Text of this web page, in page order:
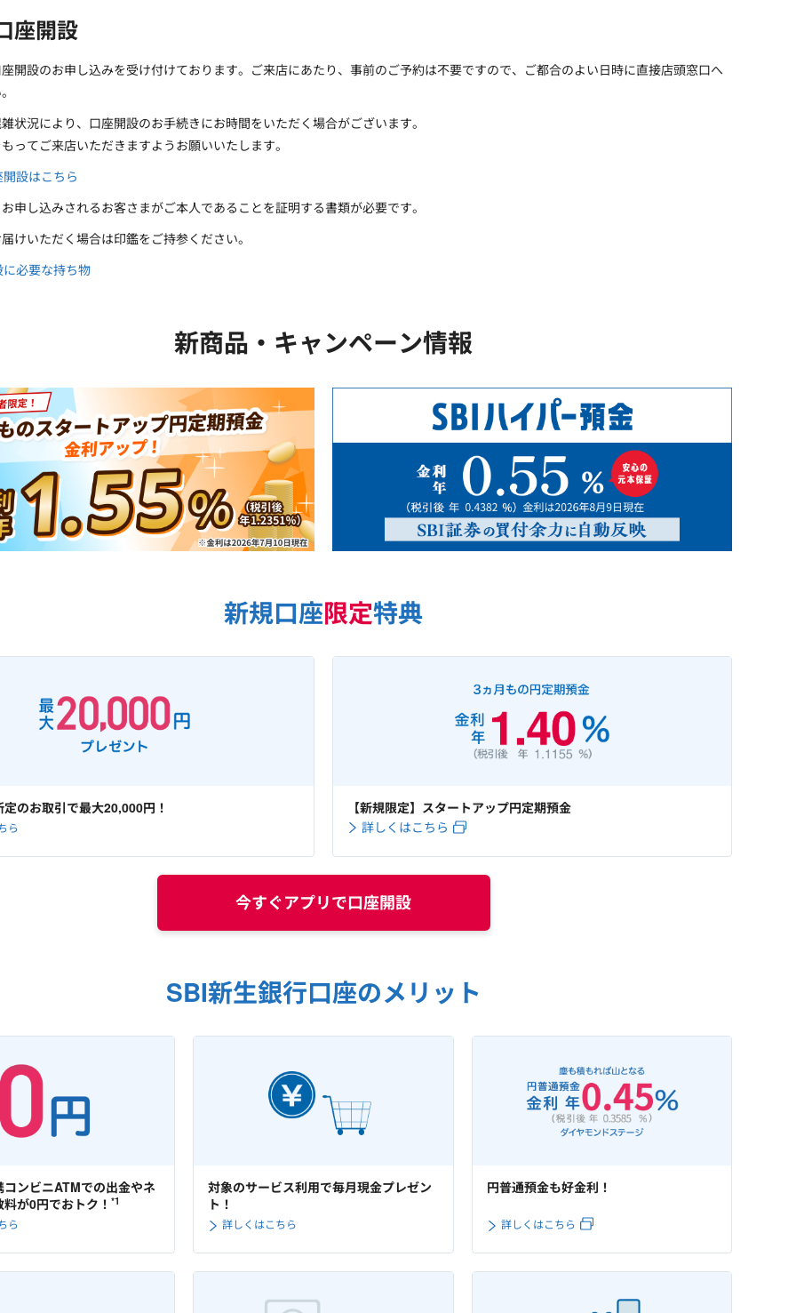
座開設
開設のお申し込みを受け付けております。ご来店にあたり、事前のご予約は不要ですので、ご都合のよい日時に直接店頭窓口へ
状況により、口座開設のお手続きにお時間をいただく場合がございます。
ってご来店いただきますようお願いいたします。
設はこちら
申し込みされるお客さまがご本人であることを証明する書類が必要です。
けいただく場合は印鑑をご持参ください。
必要な持ち物
新商品・キャンペーン情報
新規口座限定特典
のお取引で最大20,000円！
ら
【新規限定】スタートアップ円定期預金
詳しくはこちら
今すぐアプリで口座開設
SBI新生銀行口座のメリット
ンビニATMでの出金やネ
が0円でおトク！ *1
ら
対象のサービス利用で毎月現金プレゼン
ト！
詳しくはこちら
円普通預金も好金利！
詳しくはこちら